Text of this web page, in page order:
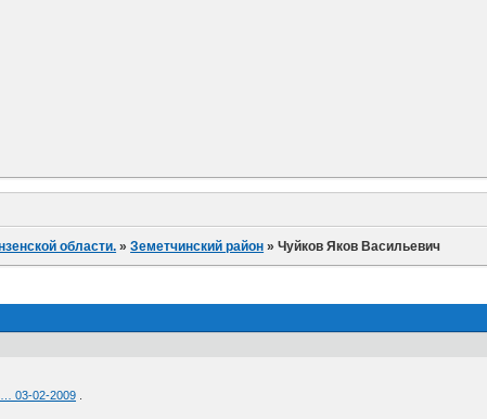
области. »Земетчинский район »Чуйков Яков Васильевич
… 03-02-2009